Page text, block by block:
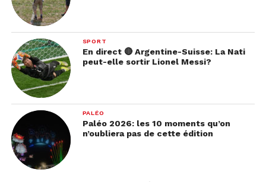
SPORT
En direct 🔴 Argentine-Suisse: La Nati
peut-elle sortir Lionel Messi?
PALÉO
Paléo 2026: les 10 moments qu’on
n’oubliera pas de cette édition